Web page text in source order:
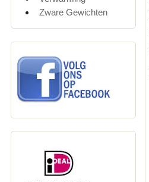
Zware Gewichten